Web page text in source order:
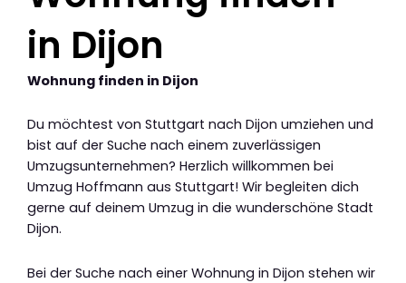
in Dijon
Wohnung finden in Dijon
Du möchtest von Stuttgart nach Dijon umziehen und
bist auf der Suche nach einem zuverlässigen
Umzugsunternehmen? Herzlich willkommen bei
Umzug Hoffmann aus Stuttgart! Wir begleiten dich
gerne auf deinem Umzug in die wunderschöne Stadt
Dijon.
Bei der Suche nach einer Wohnung in Dijon stehen wir